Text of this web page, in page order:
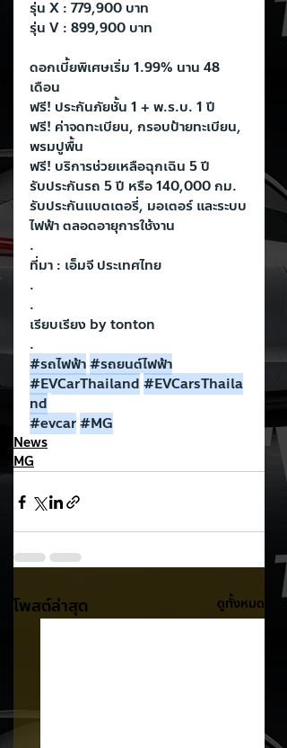
รุ่น X : 779,900 บาท
รุ่น V : 899,900 บาท
ดอกเบี้ยพิเศษเริ่ม 1.99% นาน 48
เดือน
ฟรี! ประกันภัยชั้น 1 + พ.ร.บ. 1 ปี
ฟรี! ค่าจดทะเบียน, กรอบป้ายทะเบียน,
พรมปูพื้น
ฟรี! บริการช่วยเหลือฉุกเฉิน 5 ปี
รับประกันรถ 5 ปี หรือ 140,000 กม.
รับประกันแบตเตอรี่, มอเตอร์ และระบบ
ไฟฟ้า ตลอดอายุการใช้งาน
.
ที่มา : เอ็มจี ประเทศไทย
.
.
เรียบเรียง by tonton
.
#รถไฟฟ้า#รถยนต์ไฟฟ้า
#EVCarThailand #EVCarsThaila
nd
#evcar#MG
News
MG
โพสต์ล่าสุด ดูทั้งหมด